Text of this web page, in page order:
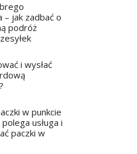
– jak zadbać o
podróż
i wysłać
w punkcie
usługa i
paczki w